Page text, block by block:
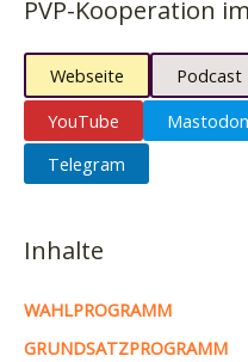
PVP-Kooperation
Webseite Podcast
YouTube
Mastodon
Telegram
Inhalte
WAHLPROGRAMM
GRUNDSATZPROGRAMM